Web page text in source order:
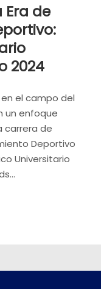
de
2024
el campo del
un enfoque
carrera de
Deportivo
Universitario